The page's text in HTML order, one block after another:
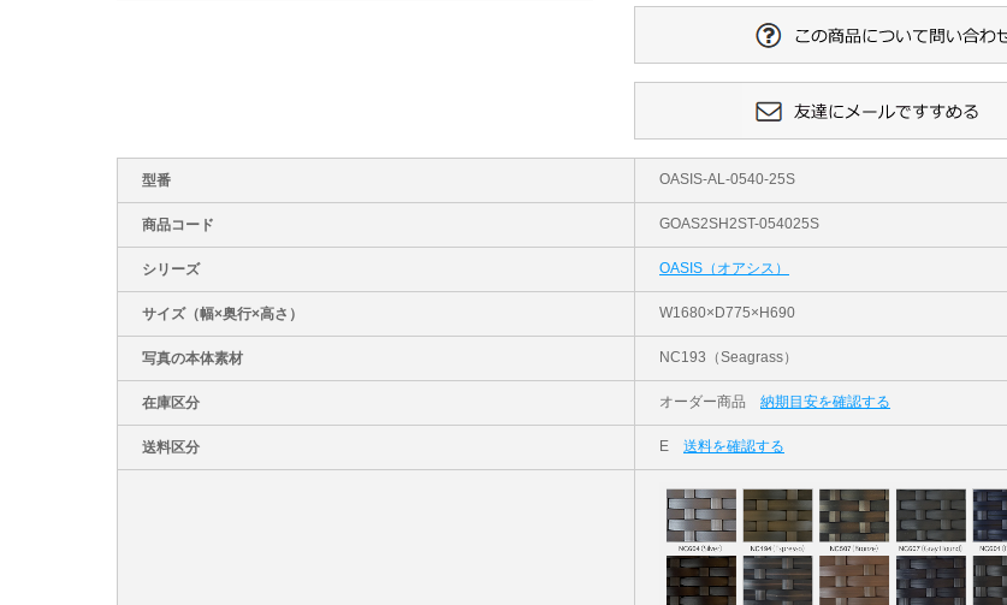
型番 OASIS-AL-0540-25S
商品コード GOAS2SH2ST-054025S
シリーズ OASIS（オアシス）
サイズ（幅×奥行×高さ） W1680×D775×H690
写真の本体素材 NC193（Seagrass）
在庫区分 オーダー商品 納期目安を確認する
送料区分 E 送料を確認する